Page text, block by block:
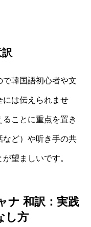
韓国語初心者や文
には伝えられませ
ことに重点を置き
など）や听き手の共
望ましいです。
ナ 和訳：実践
し方